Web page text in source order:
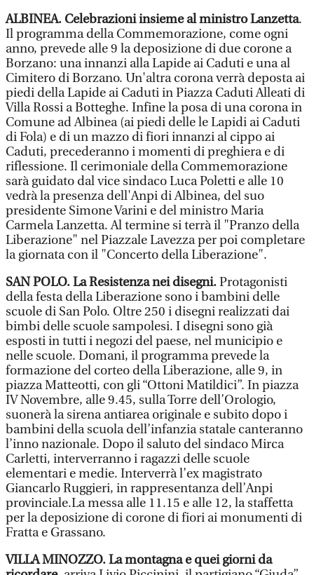
ALBINEA. Celebrazioni insieme al ministro Lanzetta.
Il programma della Commemorazione, come ogni
anno, prevede alle 9 la deposizione di due corone a
Borzano: una innanzi alla Lapide ai Caduti e una al
Cimitero di Borzano. Un'altra corona verrà deposta ai
piedi della Lapide ai Caduti in Piazza Caduti Alleati di
Villa Rossi a Botteghe. Infine la posa di una corona in
Comune ad Albinea (ai piedi delle le Lapidi ai Caduti
di Fola) e di un mazzo di fiori innanzi al cippo ai
Caduti, precederanno i momenti di preghiera e di
riflessione. Il cerimoniale della Commemorazione
sarà guidato dal vice sindaco Luca Poletti e alle 10
vedrà la presenza dell'Anpi di Albinea, del suo
presidente Simone Varini e del ministro Maria
Carmela Lanzetta. Al termine si terrà il "Pranzo della
Liberazione" nel Piazzale Lavezza per poi completare
la giornata con il "Concerto della Liberazione".
SAN POLO. La Resistenza nei disegni.Protagonisti
della festa della Liberazione sono i bambini delle
scuole di San Polo. Oltre 250 i disegni realizzati dai
bimbi delle scuole sampolesi. I disegni sono già
esposti in tutti i negozi del paese, nel municipio e
nelle scuole. Domani, il programma prevede la
formazione del corteo della Liberazione, alle 9, in
piazza Matteotti, con gli “Ottoni Matildici”. In piazza
IV Novembre, alle 9.45, sulla Torre dell’Orologio,
suonerà la sirena antiarea originale e subito dopo i
bambini della scuola dell’infanzia statale canteranno
l’inno nazionale. Dopo il saluto del sindaco Mirca
Carletti, interverranno i ragazzi delle scuole
elementari e medie. Interverrà l’ex magistrato
Giancarlo Ruggieri, in rappresentanza dell’Anpi
provinciale.La messa alle 11.15 e alle 12, la staffetta
per la deposizione di corone di fiori ai monumenti di
Fratta e Grassano.
VILLA MINOZZO. La montagna e quei giorni da